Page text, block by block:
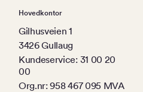
Hovedkontor
Gilhusveien 1
3426 Gullaug
Kundeservice: 31 00 20
00
Org.nr: 958 467 095 MVA